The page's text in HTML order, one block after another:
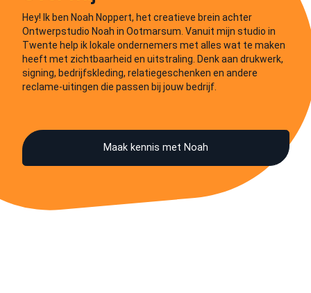
Hey! Ik ben Noah Noppert, het creatieve brein achter
Ontwerpstudio Noah in Ootmarsum. Vanuit mijn studio in
Twente help ik lokale ondernemers met alles wat te maken
heeft met zichtbaarheid en uitstraling. Denk aan drukwerk,
signing, bedrijfskleding, relatiegeschenken en andere
reclame-uitingen die passen bij jouw bedrijf.
Maak kennis met Noah